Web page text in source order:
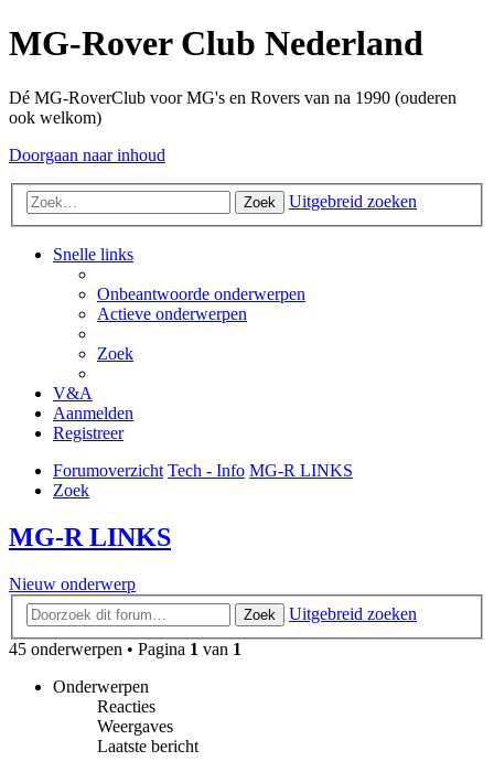
MG-Rover Club Nederland
Dé MG-RoverClub voor MG's en Rovers van na 1990 (ouderen
ook welkom)
Doorgaan naar inhoud
Zoek Uitgebreid zoeken
Snelle links
Onbeantwoorde onderwerpen
Actieve onderwerpen
Zoek
V&A
Aanmelden
Registreer
Forumoverzicht Tech - Info MG-R LINKS
Zoek
MG-R LINKS
Nieuw onderwerp
Zoek
Uitgebreid zoeken
45 onderwerpen • Pagina 1 van 1
Onderwerpen
Reacties
Weergaves
Laatste bericht